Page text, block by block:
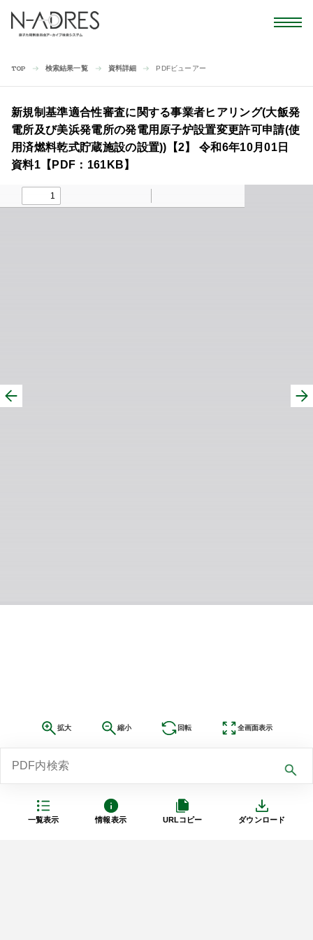
TOP 検索結果一覧 資料詳細 PDFビューアー
一覧表示 情報表示 URLコピー ダウンロード
新規制基準適合性審査に関する事業者ヒアリング(大飯発
電所及び美浜発電所の発電用原子炉設置変更許可申請(使
用済燃料乾式貯蔵施設の設置))【2】 令和6年10月01日
資料1【PDF：161KB】
拡大 縮小 回転 全画面表示